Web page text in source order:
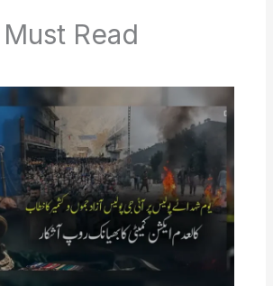
Must Read